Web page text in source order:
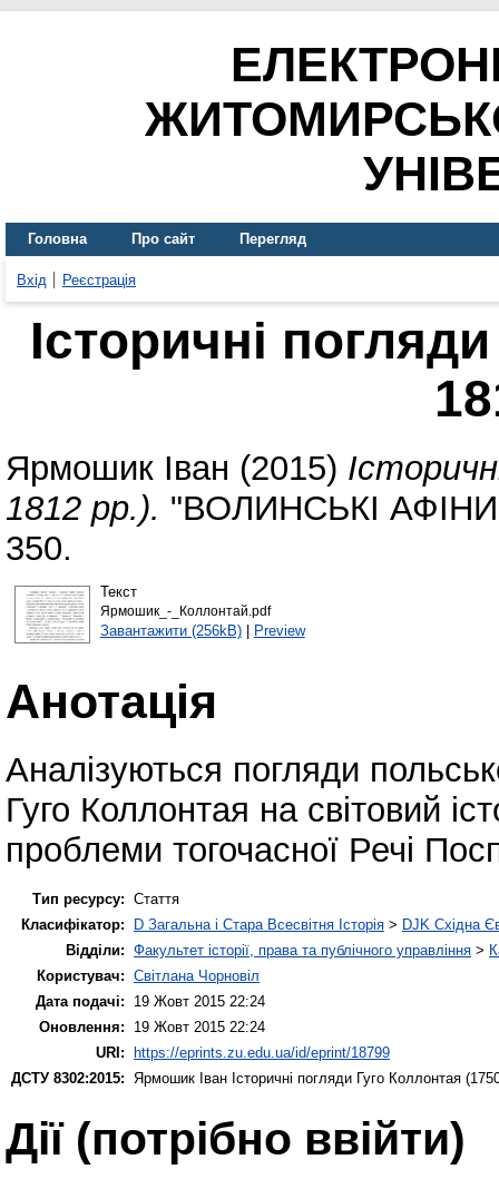
Головна Про сайт Перегляд
Вхід Реєстрація
Історичні
Ярмошик Іван (2015)
1812 рр.). "ВОЛИНСЬКІ АФІНИ"
350.
Текст
Ярмошик_-_Коллонтай.pdf
Завантажити (256kB)| Preview
Анотація
Аналізуються погляди
Гуго Коллонтая на світовий
проблеми тогочасної Речі
Тип ресурсу: Стаття
Класифікатор:
D Загальна і Стара Всесвітня Історія > DJK Східна
Відділи: Факультет історії, права та публічного управління >
Користувач: Світлана Чорновіл
Дата подачі:
19 Жовт 2015 22:24
Оновлення:
19 Жовт 2015 22:24
URI: https://eprints.zu.edu.ua/id/eprint/18799
ДСТУ 8302:2015:
Ярмошик Іван Історичні погляди Гуго Коллонтая
Дії ​​(потрібно ввійти)